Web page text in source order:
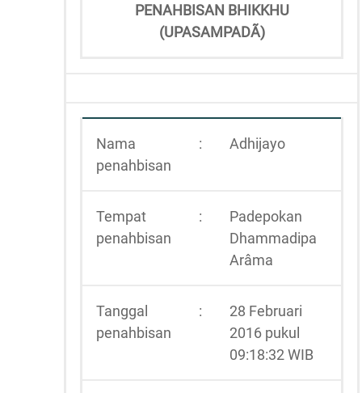
PENAHBISAN BHIKKHU
(UPASAMPADÃ)
Nama
penahbisan
: Adhijayo
Tempat
penahbisan
:
Padepokan
Dhammadipa
Arâma
Tanggal
penahbisan
:
28 Februari
2016 pukul
09:18:32 WIB